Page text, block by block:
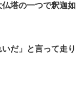
塔の一つで釈迦如
だ」と言って走り